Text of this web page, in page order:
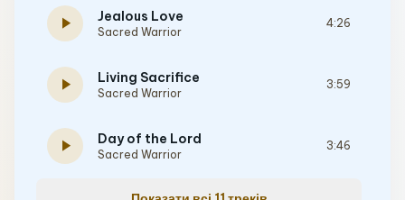
play_arrow Jealous Love
Sacred Warrior
4:26
play_arrow Living Sacrifice
Sacred Warrior
3:59
play_arrow Day of the Lord
Sacred Warrior
3:46